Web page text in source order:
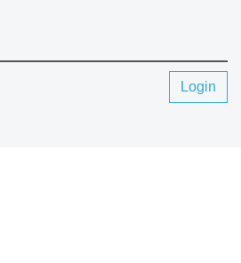
Login